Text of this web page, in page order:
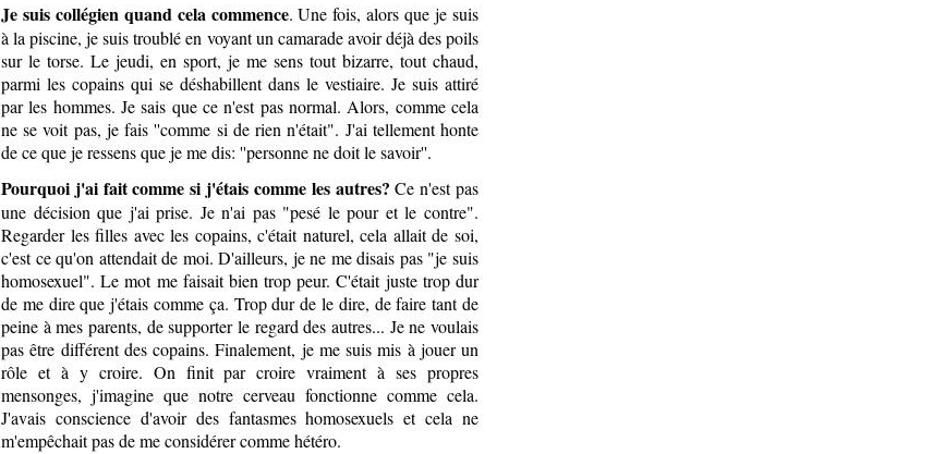
Je suis collégien quand cela commence. Une fois, alors que je suis
à la piscine, je suis troublé en voyant un camarade avoir déjà des poils
sur le torse. Le jeudi, en sport, je me sens tout bizarre, tout chaud,
parmi les copains qui se déshabillent dans le vestiaire. Je suis attiré
par les hommes. Je sais que ce n'est pas normal. Alors, comme cela
ne se voit pas, je fais ''comme si de rien n'était". J'ai tellement honte
de ce que je ressens que je me dis: ''personne ne doit le savoir''.
Pourquoi j'ai fait comme si j'étais comme les autres? Ce n'est pas
une décision que j'ai prise. Je n'ai pas "pesé le pour et le contre".
Regarder les filles avec les copains, c'était naturel, cela allait de soi,
c'est ce qu'on attendait de moi. D'ailleurs, je ne me disais pas "je suis
homosexuel". Le mot me faisait bien trop peur. C'était juste trop dur
de me dire que j'étais comme ça. Trop dur de le dire, de faire tant de
peine à mes parents, de supporter le regard des autres... Je ne voulais
pas être différent des copains. Finalement, je me suis mis à jouer un
rôle et à y croire. On finit par croire vraiment à ses propres
mensonges, j'imagine que notre cerveau fonctionne comme cela.
J'avais conscience d'avoir des fantasmes homosexuels et cela ne
m'empêchait pas de me considérer comme hétéro.